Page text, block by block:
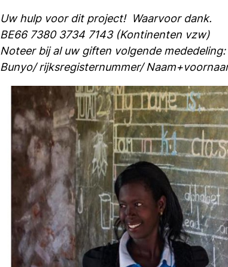
Uw hulp voor dit project! Waarvoor dank.
BE66 7380 3734 7143 (Kontinenten vzw)
Noteer bij al uw giften volgende mededeling:
Bunyo/ rijksregisternummer/